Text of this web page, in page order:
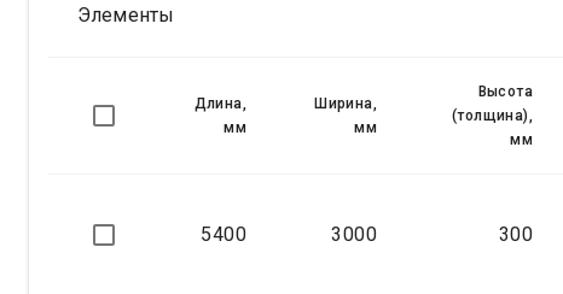
Элементы
Длина,
мм
Ширина,
мм
Высота
(толщина),
мм
5400 3000 300